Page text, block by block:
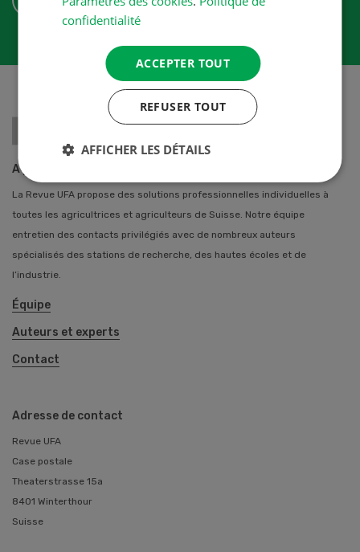
A propos de nous
La Revue UFA propose des solutions professionnelles individuelles à
toutes les agricultrices et agriculteurs de Suisse. Notre équipe
entretien des contacts privilégiés avec de nombreux auteurs
spécialisés des stations de recherche, des hautes écoles et de
l’industrie.
Équipe
Auteurs et experts
Contact
Adresse de contact
Revue UFA
Case postale
Theaterstrasse 15a
8401 Winterthour
Suisse
confidentialité
ACCEPTER TOUT
REFUSER TOUT
AFFICHER LES DÉTAILS